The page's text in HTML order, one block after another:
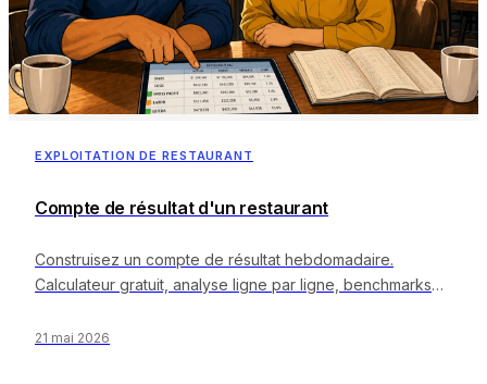
EXPLOITATION DE RESTAURANT
Compte de résultat d'un restaurant
Construisez un compte de résultat hebdomadaire.
Calculateur gratuit, analyse ligne par ligne, benchmarks
rentable.
21 mai 2026